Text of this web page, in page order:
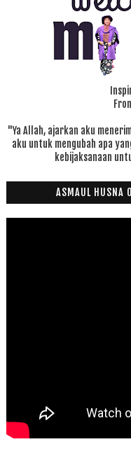
"Ya Allah, ajarkan aku
aku untuk mengubah apa
kebijaksanaan
ASMAUL HUSNA